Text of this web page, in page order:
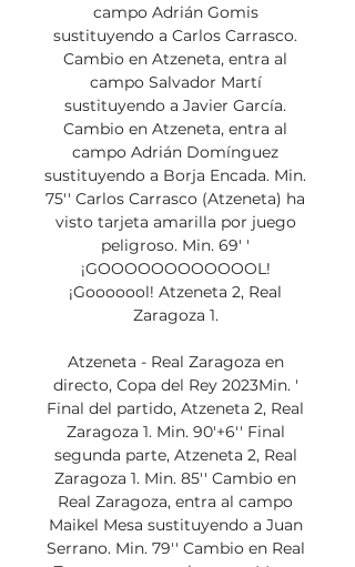
campo Adrián Gomis
sustituyendo a Carlos Carrasco.
Cambio en Atzeneta, entra al
campo Salvador Martí
sustituyendo a Javier García.
Cambio en Atzeneta, entra al
campo Adrián Domínguez
sustituyendo a Borja Encada. Min.
75'' Carlos Carrasco (Atzeneta) ha
visto tarjeta amarilla por juego
peligroso. Min. 69' '
¡GOOOOOOOOOOOOL!
¡Gooooool! Atzeneta 2, Real
Zaragoza 1.
Atzeneta - Real Zaragoza en
directo, Copa del Rey 2023Min. '
Final del partido, Atzeneta 2, Real
Zaragoza 1. Min. 90'+6'' Final
segunda parte, Atzeneta 2, Real
Zaragoza 1. Min. 85'' Cambio en
Real Zaragoza, entra al campo
Maikel Mesa sustituyendo a Juan
Serrano. Min. 79'' Cambio en Real